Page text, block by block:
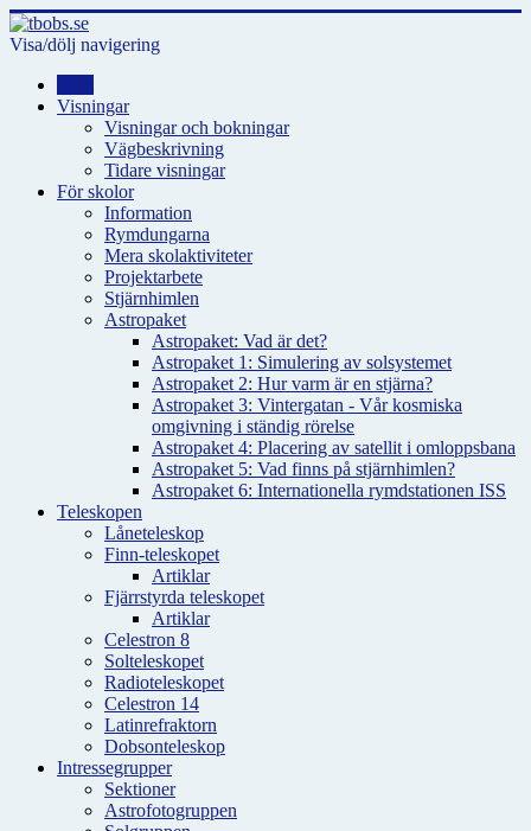
Visa/dölj navigering
Visningar
Visningar och bokningar
Vägbeskrivning
Tidare visningar
För skolor
Information
Rymdungarna
Mera skolaktiviteter
Projektarbete
Stjärnhimlen
Astropaket
Astropaket: Vad är det?
Astropaket 1: Simulering av solsystemet
Astropaket 2: Hur varm är en stjärna?
Astropaket 3: Vintergatan - Vår kosmiska
omgivning i ständig rörelse
Astropaket 4: Placering av satellit i omloppsbana
Astropaket 5: Vad finns på stjärnhimlen?
Astropaket 6: Internationella rymdstationen ISS
Teleskopen
Låneteleskop
Finn-teleskopet
Artiklar
Fjärrstyrda teleskopet
Artiklar
Celestron 8
Solteleskopet
Radioteleskopet
Celestron 14
Latinrefraktorn
Dobsonteleskop
Intressegrupper
Sektioner
Astrofotogruppen